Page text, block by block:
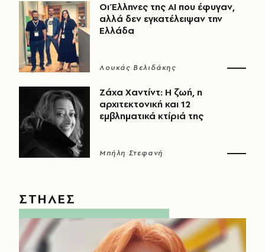
Οι Έλληνες της ΑΙ που έφυγαν,
αλλά δεν εγκατέλειψαν την
Ελλάδα
Λουκάς Βελιδάκης
Ζάχα Χαντίντ: Η ζωή, η
αρχιτεκτονική και 12
εμβληματικά κτίριά της
Μπήλη Στεφανή
ΣΤΗΛΕΣ